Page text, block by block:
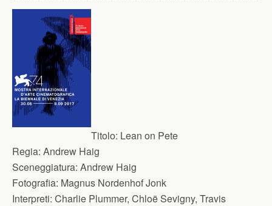
Titolo: Lean on Pete
Regia: Andrew Haig
Sceneggiatura: Andrew Haig
Fotografia: Magnus Nordenhof Jonk
Interpreti: Charlie Plummer, Chloë Sevigny, Travis